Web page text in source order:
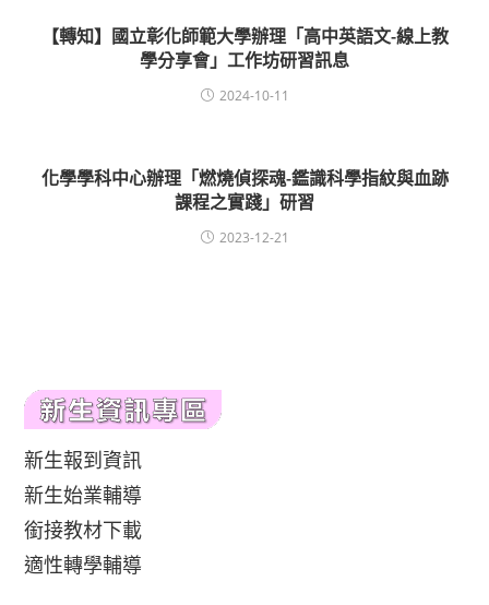
【轉知】國立彰化師範大學辦理「高中英語文-線上教
學分享會」工作坊研習訊息
2024-10-11
化學學科中心辦理「燃燒偵探魂-鑑識科學指紋與血跡
課程之實踐」研習
2023-12-21
新生報到資訊
新生始業輔導
銜接教材下載
適性轉學輔導